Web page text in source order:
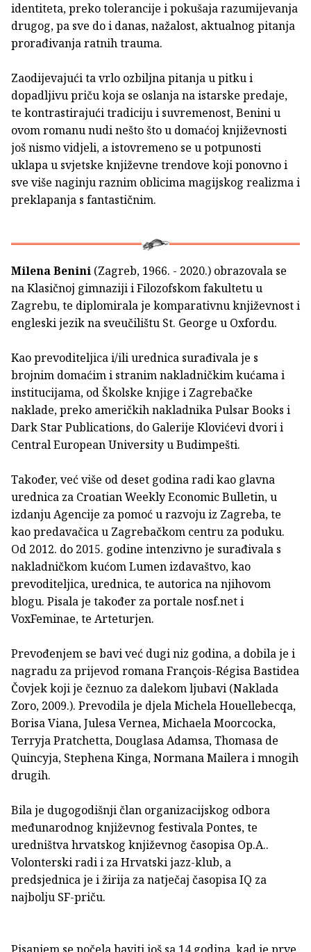
identiteta, preko tolerancije i pokušaja razumijevanja
drugog, pa sve do i danas, nažalost, aktualnog pitanja
prorađivanja ratnih trauma.
Zaodijevajući ta vrlo ozbiljna pitanja u pitku i
dopadljivu priču koja se oslanja na istarske predaje,
te kontrastirajući tradiciju i suvremenost, Benini u
ovom romanu nudi nešto što u domaćoj književnosti
još nismo vidjeli, a istovremeno se u potpunosti
uklapa u svjetske književne trendove koji ponovno i
sve više naginju raznim oblicima magijskog realizma i
preklapanja s fantastičnim.
Milena Benini (Zagreb, 1966. - 2020.) obrazovala se
na Klasičnoj gimnaziji i Filozofskom fakultetu u
Zagrebu, te diplomirala je komparativnu književnost i
engleski jezik na sveučilištu St. George u Oxfordu.
Kao prevoditeljica i/ili urednica surađivala je s
brojnim domaćim i stranim nakladničkim kućama i
institucijama, od Školske knjige i Zagrebačke
naklade, preko američkih nakladnika Pulsar Books i
Dark Star Publications, do Galerije Klovićevi dvori i
Central European University u Budimpešti.
Također, već više od deset godina radi kao glavna
urednica za Croatian Weekly Economic Bulletin, u
izdanju Agencije za pomoć u razvoju iz Zagreba, te
kao predavačica u Zagrebačkom centru za poduku.
Od 2012. do 2015. godine intenzivno je surađivala s
nakladničkom kućom Lumen izdavaštvo, kao
prevoditeljica, urednica, te autorica na njihovom
blogu. Pisala je također za portale nosf.net i
VoxFeminae, te Arteturjen.
Prevođenjem se bavi već dugi niz godina, a dobila je i
nagradu za prijevod romana François-Régisa Bastidea
Čovjek koji je čeznuo za dalekom ljubavi (Naklada
Zoro, 2009.). Prevodila je djela Michela Houellebecqa,
Borisa Viana, Julesa Vernea, Michaela Moorcocka,
Terryja Pratchetta, Douglasa Adamsa, Thomasa de
Quincyja, Stephena Kinga, Normana Mailera i mnogih
drugih.
Bila je dugogodišnji član organizacijskog odbora
međunarodnog književnog festivala Pontes, te
uredništva hrvatskog književnog časopisa Op.A..
Volonterski radi i za Hrvatski jazz-klub, a
predsjednica je i žirija za natječaj časopisa IQ za
najbolju SF-priču.